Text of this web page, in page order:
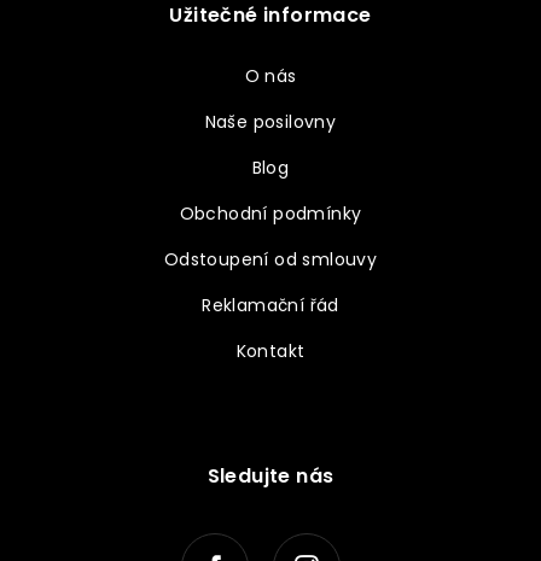
Užitečné informace
O nás
Naše posilovny
Blog
Obchodní podmínky
Odstoupení od smlouvy
Reklamační řád
Kontakt
Sledujte nás